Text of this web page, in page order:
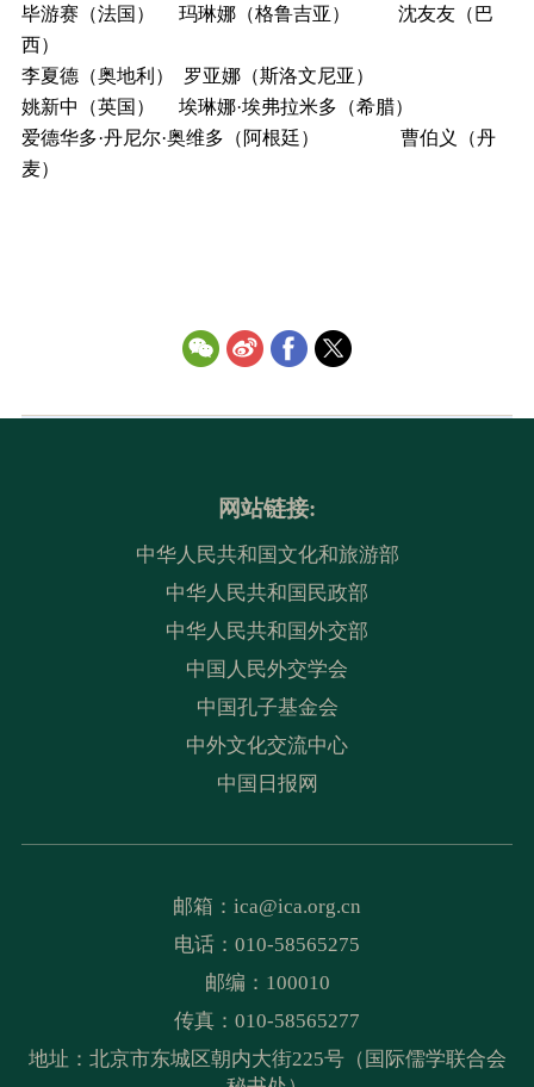
毕游赛（法国） 玛琳娜（格鲁吉亚） 沈友友（巴
西）
李夏德（奥地利） 罗亚娜（斯洛文尼亚）
姚新中（英国） 埃琳娜·埃弗拉米多（希腊）
爱德华多·丹尼尔·奥维多（阿根廷） 曹伯义（丹
麦）
网站链接:
中华人民共和国文化和旅游部
中华人民共和国民政部
中华人民共和国外交部
中国人民外交学会
中国孔子基金会
中外文化交流中心
中国日报网
邮箱： ica@ica.org.cn
电话：010-58565275
邮编：100010
传真：010-58565277
地址：北京市东城区朝内大街225号（国际儒学联合会